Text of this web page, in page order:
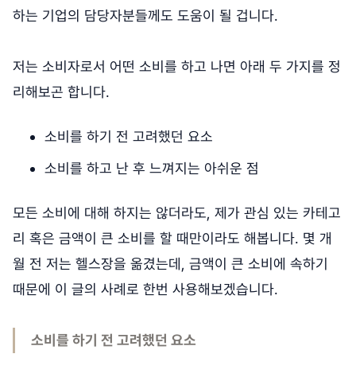
하는 기업의 담당자분들께도 도움이 될 겁니다.
저는 소비자로서 어떤 소비를 하고 나면 아래 두 가지를 정
리해보곤 합니다.
소비를 하기 전 고려했던 요소
소비를 하고 난 후 느껴지는 아쉬운 점
모든 소비에 대해 하지는 않더라도, 제가 관심 있는 카테고
리 혹은 금액이 큰 소비를 할 때만이라도 해봅니다. 몇 개
월 전 저는 헬스장을 옮겼는데, 금액이 큰 소비에 속하기
때문에 이 글의 사례로 한번 사용해보겠습니다.
소비를 하기 전 고려했던 요소